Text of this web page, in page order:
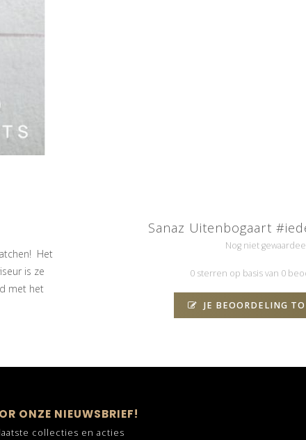
Het
is ze
met het
Sanaz Uitenbogaart
Nog niet
0 sterren op basis van 0
JE BEOORDELING
ONZE NIEUWSBRIEF!
collecties en acties